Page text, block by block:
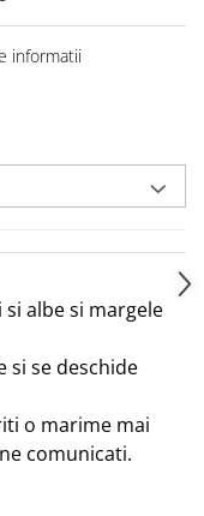
informatii
albe si margele
si se deschide
o marime mai
comunicati.